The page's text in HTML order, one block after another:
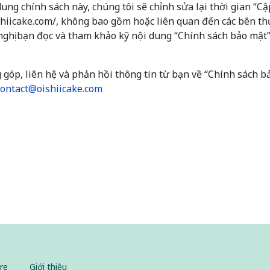
chính sách này, chúng tôi sẽ chỉnh sửa lại thời gian
, không bao gồm hoặc liên quan đến các bên
bạn đọc và tham khảo kỹ nội dung “Chính sách bảo
liên hệ và phản hồi thông tin từ bạn về “Chính sách
Giới thiệu